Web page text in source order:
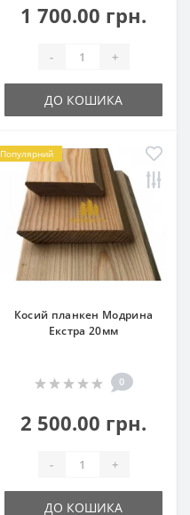
1 700.00 грн.
- +
ДО КОШИКА
Популярний
Косий планкен Модрина
Екстра 20мм
0
2 500.00 грн.
- +
ДО КОШИКА